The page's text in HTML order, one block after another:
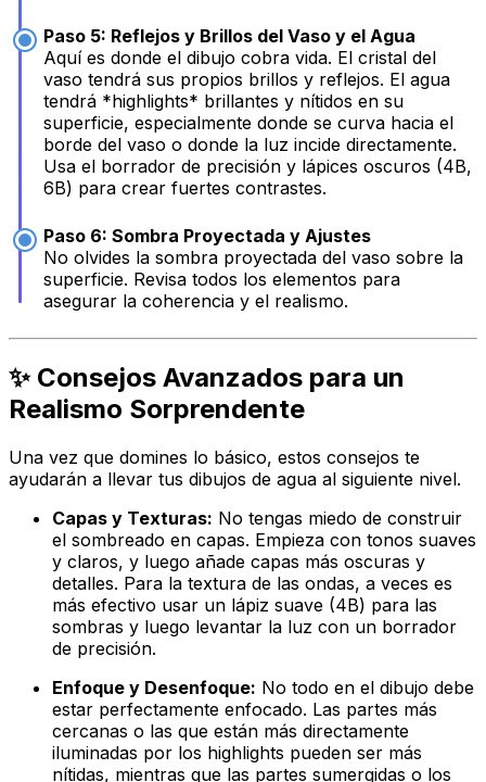
Paso 5: Reflejos y Brillos del Vaso y el Agua
Aquí es donde el dibujo cobra vida. El cristal del
vaso tendrá sus propios brillos y reflejos. El agua
tendrá *highlights* brillantes y nítidos en su
superficie, especialmente donde se curva hacia el
borde del vaso o donde la luz incide directamente.
Usa el borrador de precisión y lápices oscuros (4B,
6B) para crear fuertes contrastes.
Paso 6: Sombra Proyectada y Ajustes
No olvides la sombra proyectada del vaso sobre la
superficie. Revisa todos los elementos para
asegurar la coherencia y el realismo.
✨ Consejos Avanzados para un
Realismo Sorprendente
Una vez que domines lo básico, estos consejos te
ayudarán a llevar tus dibujos de agua al siguiente nivel.
Capas y Texturas: No tengas miedo de construir
el sombreado en capas. Empieza con tonos suaves
y claros, y luego añade capas más oscuras y
detalles. Para la textura de las ondas, a veces es
más efectivo usar un lápiz suave (4B) para las
sombras y luego levantar la luz con un borrador
de precisión.
Enfoque y Desenfoque: No todo en el dibujo debe
estar perfectamente enfocado. Las partes más
cercanas o las que están más directamente
iluminadas por los highlights pueden ser más
nítidas, mientras que las partes sumergidas o los